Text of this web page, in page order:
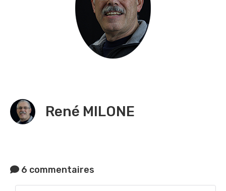
René MILONE
6 commentaires